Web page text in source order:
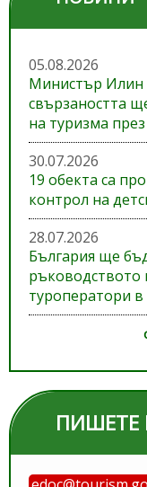
05.08.2026
Министър Илин
свързаността
на туризма
30.07.2026
19 обекта са
контрол на
28.07.2026
България ще
ръководството
туроператори
ПИШЕТЕ